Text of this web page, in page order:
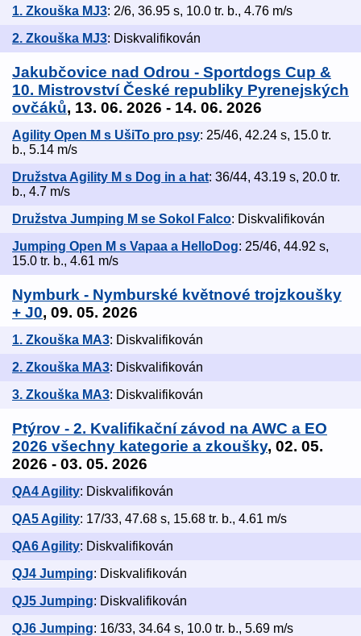
1. Zkouška MJ3: 2/6, 36.95 s, 10.0 tr. b., 4.76 m/s
2. Zkouška MJ3: Diskvalifikován
Jakubčovice nad Odrou - Sportdogs Cup &
10. Mistrovství České republiky Pyrenejských
ovčáků, 13. 06. 2026 - 14. 06. 2026
Agility Open M s UšiTo pro psy: 25/46, 42.24 s, 15.0 tr.
b., 5.14 m/s
Družstva Agility M s Dog in a hat: 36/44, 43.19 s, 20.0 tr.
b., 4.7 m/s
Družstva Jumping M se Sokol Falco: Diskvalifikován
Jumping Open M s Vapaa a HelloDog: 25/46, 44.92 s,
15.0 tr. b., 4.61 m/s
Nymburk - Nymburské květnové trojzkoušky
+ J0, 09. 05. 2026
1. Zkouška MA3: Diskvalifikován
2. Zkouška MA3: Diskvalifikován
3. Zkouška MA3: Diskvalifikován
Ptýrov - 2. Kvalifikační závod na AWC a EO
2026 všechny kategorie a zkoušky, 02. 05.
2026 - 03. 05. 2026
QA4 Agility: Diskvalifikován
QA5 Agility: 17/33, 47.68 s, 15.68 tr. b., 4.61 m/s
QA6 Agility: Diskvalifikován
QJ4 Jumping: Diskvalifikován
QJ5 Jumping: Diskvalifikován
QJ6 Jumping: 16/33, 34.64 s, 10.0 tr. b., 5.69 m/s